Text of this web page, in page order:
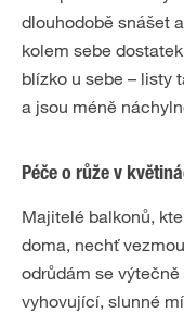
dlouhodobě snášet
kolem sebe
blízko u sebe – listy
a jsou méně
Péče o růže v
Majitelé balkonů,
doma, nechť
odrůdám se
vyhovující, slunné